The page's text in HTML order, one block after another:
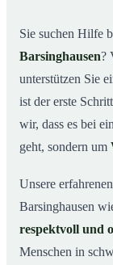
04Ablauf
05Ihre
06Messie-
Jetzt
Sie suchen Hilfe
Barsinghausen?
unterstützen Sie
ist der erste
wir, dass es bei
geht, sondern um
Unsere
Barsinghausen
respektvoll und
Menschen in